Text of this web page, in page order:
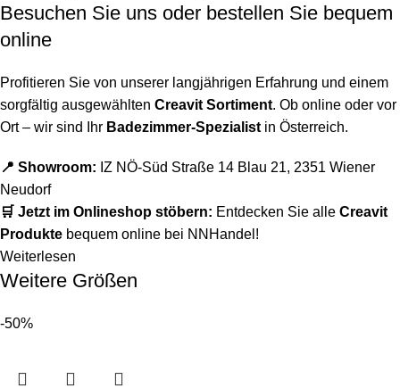
Besuchen Sie uns oder bestellen Sie bequem
online
Profitieren Sie von unserer langjährigen Erfahrung und einem
sorgfältig ausgewählten Creavit Sortiment. Ob online oder vor
Ort – wir sind Ihr Badezimmer-Spezialist in Österreich.
📍 Showroom: IZ NÖ-Süd Straße 14 Blau 21, 2351 Wiener
Neudorf
🛒 Jetzt im Onlineshop stöbern: Entdecken Sie alle Creavit
Produkte bequem online bei NNHandel!
Weiterlesen
Weitere Größen
-50%